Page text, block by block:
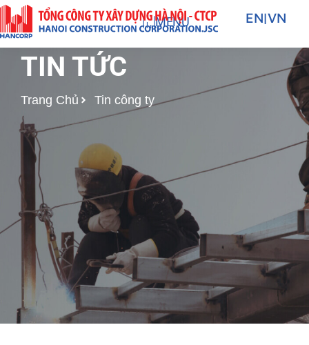
Nhảy
tới
nội
dung
MENU EN|VN
TIN TỨC
Trang Chủ Tin công ty